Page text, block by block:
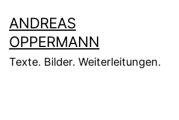
Inhalt
springen
ANDREAS
OPPERMANN
Texte. Bilder. Weiterleitungen.